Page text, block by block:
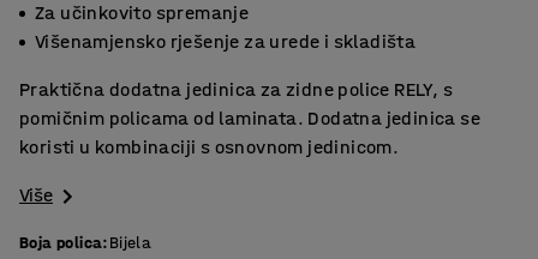
Za učinkovito spremanje
Višenamjensko rješenje za urede i skladišta
Praktična dodatna jedinica za zidne police RELY, s
pomičnim policama od laminata. Dodatna jedinica se
koristi u kombinaciji s osnovnom jedinicom.
Više
Boja polica:Bijela